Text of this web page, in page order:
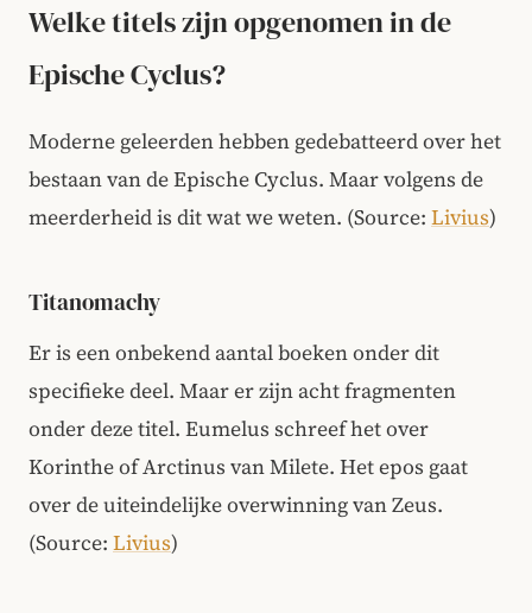
Welke titels zijn opgenomen in de
Epische Cyclus?
Moderne geleerden hebben gedebatteerd over het
bestaan van de Epische Cyclus. Maar volgens de
meerderheid is dit wat we weten. (Source: Livius)
Titanomachy
Er is een onbekend aantal boeken onder dit
specifieke deel. Maar er zijn acht fragmenten
onder deze titel. Eumelus schreef het over
Korinthe of Arctinus van Milete. Het epos gaat
over de uiteindelijke overwinning van Zeus.
(Source: Livius)